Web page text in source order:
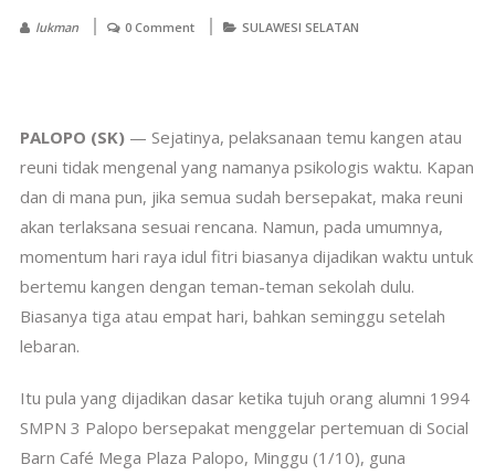
lukman 0 Comment SULAWESI SELATAN
PALOPO (SK)— Sejatinya, pelaksanaan temu kangen atau
reuni tidak mengenal yang namanya psikologis waktu. Kapan
dan di mana pun, jika semua sudah bersepakat, maka reuni
akan terlaksana sesuai rencana. Namun, pada umumnya,
momentum hari raya idul fitri biasanya dijadikan waktu untuk
bertemu kangen dengan teman-teman sekolah dulu.
Biasanya tiga atau empat hari, bahkan seminggu setelah
lebaran.
Itu pula yang dijadikan dasar ketika tujuh orang alumni 1994
SMPN 3 Palopo bersepakat menggelar pertemuan di Social
Barn Café Mega Plaza Palopo, Minggu (1/10), guna